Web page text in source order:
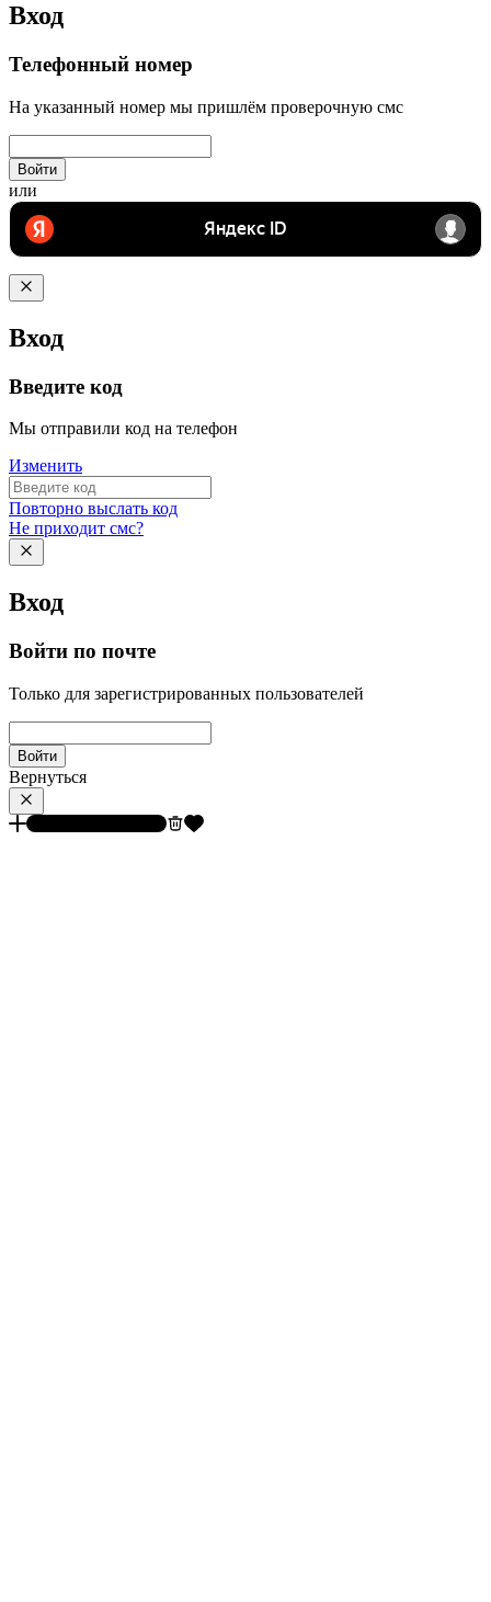
Вход
Телефонный номер
На указанный номер мы пришлём проверочную смс
Войти
или
Вход
Введите код
Мы отправили код на телефон
Изменить
Повторно выслать код
Не приходит смс?
Вход
Войти по почте
Только для зарегистрированных пользователей
Войти
Вернуться